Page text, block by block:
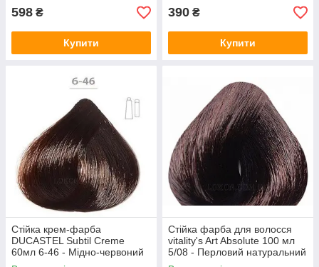
598 ₴
Купити
390 ₴
Купити
Стійка крем-фарба
DUCASTEL Subtil Creme
60мл 6-46 - Мідно-червоний
темний блондин
Стійка фарба для волосся
vitality's Art Absolute 100 мл
5/08 - Перловий натуральний
світлий шатен